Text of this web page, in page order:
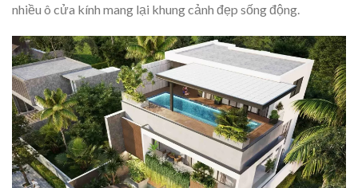
nhiều ô cửa kính mang lại khung cảnh đẹp sống động.